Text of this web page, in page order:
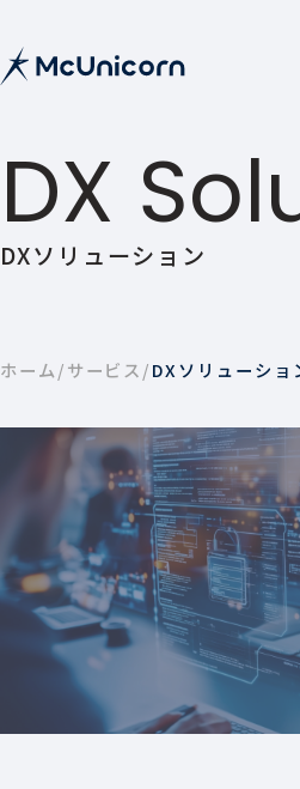
DX
DXソリューション
ホーム サービス DXソリューショ